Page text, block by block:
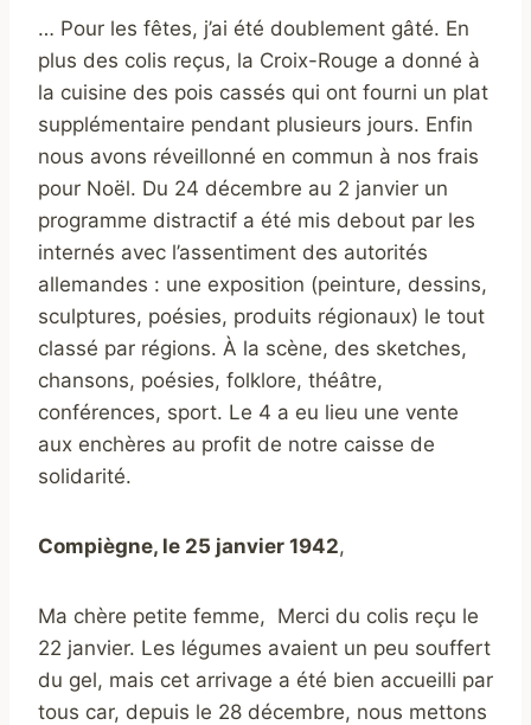
… Pour les fêtes, j’ai été doublement gâté. En
plus des colis reçus, la Croix-Rouge a donné à
la cuisine des pois cassés qui ont fourni un plat
supplémentaire pendant plusieurs jours. Enfin
nous avons réveillonné en commun à nos frais
pour Noël. Du 24 décembre au 2 janvier un
programme distractif a été mis debout par les
internés avec l’assentiment des autorités
allemandes : une exposition (peinture, dessins,
sculptures, poésies, produits régionaux) le tout
classé par régions. À la scène, des sketches,
chansons, poésies, folklore, théâtre,
conférences, sport. Le 4 a eu lieu une vente
aux enchères au profit de notre caisse de
solidarité.
Compiègne, le 25 janvier 1942,
Ma chère petite femme, Merci du colis reçu le
22 janvier. Les légumes avaient un peu souffert
du gel, mais cet arrivage a été bien accueilli par
tous car, depuis le 28 décembre, nous mettons